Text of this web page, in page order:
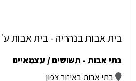
בית אבות בנהריה - בית אבות
בתי אבות - תשושים / עצמאיים
בתי אבות באיזור צפון